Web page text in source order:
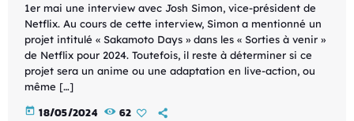
1er mai une interview avec Josh Simon, vice-président de
Netflix. Au cours de cette interview, Simon a mentionné un
projet intitulé « Sakamoto Days » dans les « Sorties à venir »
de Netflix pour 2024. Toutefois, il reste à déterminer si ce
projet sera un anime ou une adaptation en live-action, ou
même […]
today 18/05/2024 62